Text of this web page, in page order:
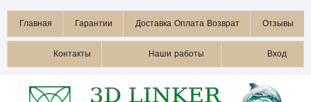
Главная Гарантии Доставка Оплата Возврат Отзывы
Контакты Наши работы Вход